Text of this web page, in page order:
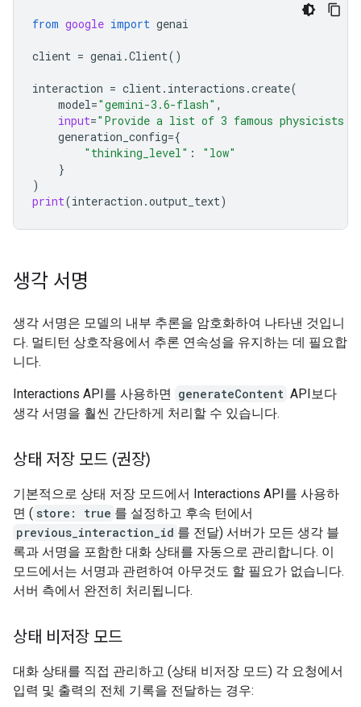
from google import genai
client = genai .Client()
interaction = client. interactions .create(
model="gemini-3.6-flash" ,
input="Provide a list of 3 famous physicists
generation_config={
"thinking_level" :
"low"
}
)
print(interaction .output_text)
생각 서명
생각 서명은 모델의 내부 추론을 암호화하여 나타낸 것입니
다. 멀티턴 상호작용에서 추론 연속성을 유지하는 데 필요합
니다.
Interactions API를 사용하면 generateContent API보다
생각 서명을 훨씬 간단하게 처리할 수 있습니다.
상태 저장 모드 (권장)
기본적으로 상태 저장 모드에서 Interactions API를 사용하
면 ( store: true 를 설정하고 후속 턴에서
previous_interaction_id 를 전달) 서버가 모든 생각 블
록과 서명을 포함한 대화 상태를 자동으로 관리합니다. 이
모드에서는 서명과 관련하여 아무것도 할 필요가 없습니다.
서버 측에서 완전히 처리됩니다.
상태 비저장 모드
대화 상태를 직접 관리하고 (상태 비저장 모드) 각 요청에서
입력 및 출력의 전체 기록을 전달하는 경우: